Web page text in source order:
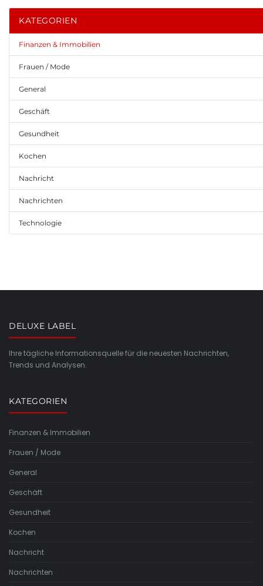
KATEGORIEN
Finanzen & Immobilien
Frauen / Mode
General
Geschäft
Gesundheit
Kochen
Nachricht
Nachrichten
Technologie
DELUXE LABEL
Ihre tägliche Informationsquelle für die neuesten Nachrichten,
Trends und Analysen.
KATEGORIEN
Finanzen & Immobilien
Frauen / Mode
General
Geschäft
Gesundheit
Kochen
Nachricht
Nachrichten